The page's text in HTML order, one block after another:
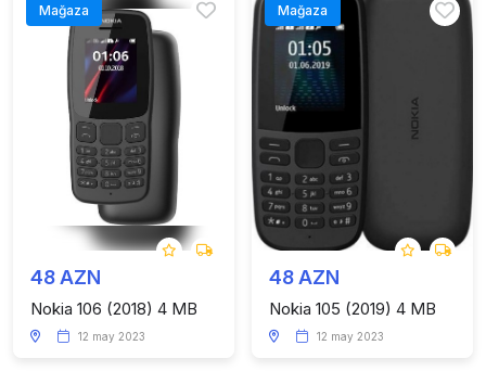
Mağaza
48 AZN
Nokia 106 (2018) 4 MB
12 may 2023
Mağaza
48 AZN
Nokia 105 (2019) 4 MB
12 may 2023